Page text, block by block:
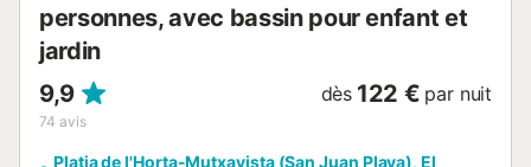
personnes, avec bassin pour enfant et
jardin
9,9
74 avis
dès 122 € par nuit
Platja de l'Horta-Mutxavista (San Juan Playa), El